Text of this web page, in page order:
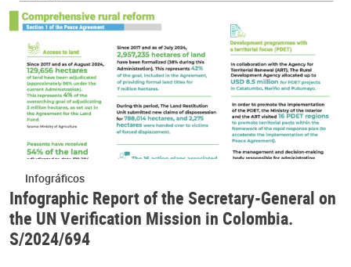
Infográficos
Infographic Report of the Secretary-General on
the UN Verification Mission in Colombia.
S/2024/694